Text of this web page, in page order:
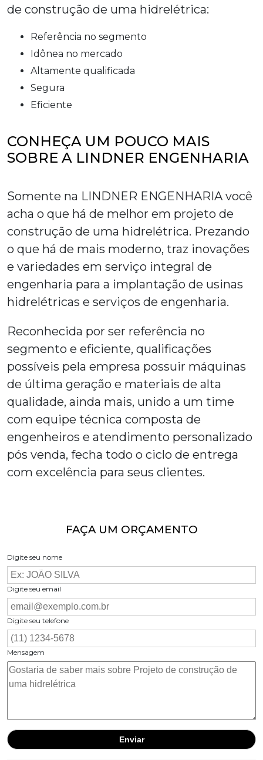
de construção de uma hidrelétrica:
referência no segmento
idônea no mercado
altamente qualificada
segura
eficiente
CONHEÇA UM POUCO MAIS
SOBRE A LINDNER ENGENHARIA
Somente na LINDNER ENGENHARIA você
acha o que há de melhor em projeto de
construção de uma hidrelétrica. Prezando
o que há de mais moderno, traz inovações
e variedades em serviço integral de
engenharia para a implantação de usinas
hidrelétricas e serviços de engenharia.
Reconhecida por ser referência no
segmento e eficiente, qualificações
possíveis pela empresa possuir máquinas
de última geração e materiais de alta
qualidade, ainda mais, unido a um time
com equipe técnica composta de
engenheiros e atendimento personalizado
pós venda, fecha todo o ciclo de entrega
com excelência para seus clientes.
FAÇA UM ORÇAMENTO
Digite seu nome
Digite seu email
Digite seu telefone
Mensagem